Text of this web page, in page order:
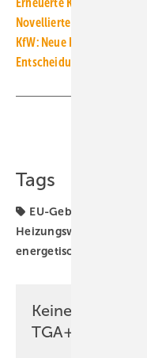
Erneuerte Kälte-Klima-
Novellierte F-Gase-
KfW: Neue
Entscheidungsbaum:
Tags
EU-Gebäuderichtlinie
Heizungswende
energetische Sanierung
Keine Zeit?
TGA+E